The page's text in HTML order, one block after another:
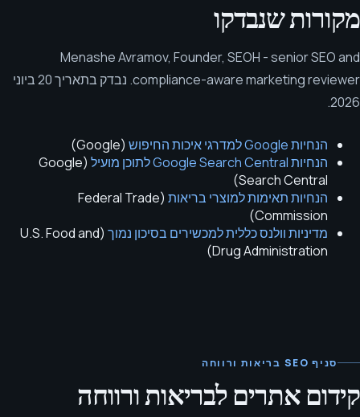
מקורות שנבדקו
Menashe Avramov, Founder, SEOH - senior SEO and
compliance-aware marketing reviewer
. נבדק בתאריך
20 ביוני
2026
.
הנחיות Google למדרגי איכות החיפוש (
Google
)
הנחיות Google Search Central לתוכן מועיל
(
Google
Search Central
)
הנחיות תאימות למוצרי בריאות (
Federal Trade
Commission
)
מדיניות וולנס כללית למכשירים בסיכון נמוך (
U.S. Food and
Drug Administration
)
סניף SEO בריאות ורווחה
קידום אתרים לבריאות ורווחה